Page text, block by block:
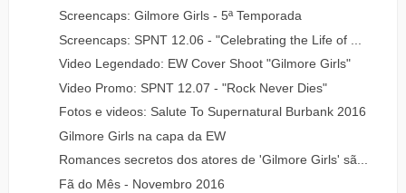
Screencaps: Gilmore Girls - 5ª Temporada
Screencaps: SPNT 12.06 - "Celebrating the Life of ...
Video Legendado: EW Cover Shoot "Gilmore Girls"
Video Promo: SPNT 12.07 - "Rock Never Dies"
Fotos e videos: Salute To Supernatural Burbank 2016
Gilmore Girls na capa da EW
Romances secretos dos atores de 'Gilmore Girls' sã...
Fã do Mês - Novembro 2016